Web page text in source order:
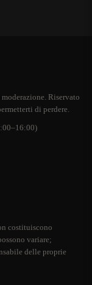
Riservato
di perdere.
costituiscono
variare;
delle proprie